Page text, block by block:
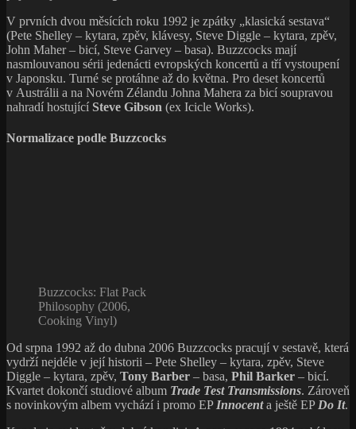
V prvních dvou měsících roku 1992 je zpátky „klasická sestava“
(Pete Shelley – kytara, zpěv, klávesy, Steve Diggle – kytara, zpěv,
John Maher – bicí, Steve Garvey – basa). Buzzcocks mají
nasmlouvanou sérii jedenácti evropských koncertů a tří vystoupení
v Japonsku. Turné se protáhne až do května. Pro deset koncertů
v Austrálii a na Novém Zélandu Johna Mahera za bicí soupravou
nahradí hostující Steve Gibson (ex Icicle Works).
Normalizace podle Buzzcocks
Buzzcocks: Flat Pack
Philosophy (2006,
Cooking Vinyl)
Od srpna 1992 až do dubna 2006 Buzzcocks pracují v sestavě, která
vydrží nejdéle v její historii – Pete Shelley – kytara, zpěv, Steve
Diggle – kytara, zpěv, Tony Barber – basa, Phil Barker – bicí.
Kvartet dokončí studiové album Trade Test Transmissions. Zároveň
s novinkovým albem vychází i promo EP Innocenta ještě EP Do It.